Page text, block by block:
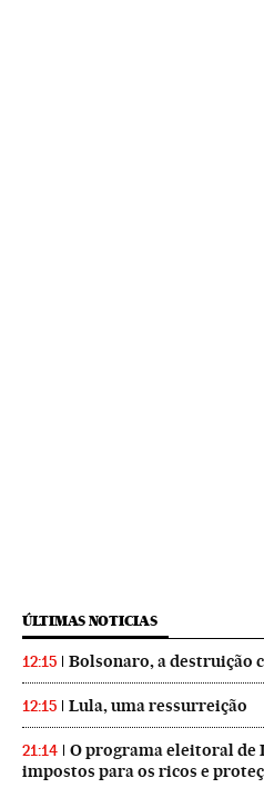
ÚLTIMAS NOTICIAS
12:15 Bolsonaro, a destruição
12:15 Lula, uma ressurreição
21:14
O programa eleitoral de
impostos para os ricos e